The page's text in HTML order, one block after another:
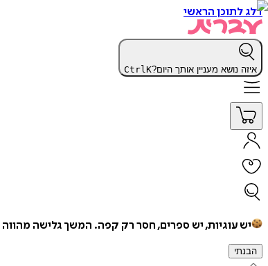
דלג לתוכן הראשי
איזה נושא מעניין אותך היום? CtrlK
יש עוגיות, יש ספרים, חסר רק קפה. המשך גלישה מהווה
הבנתי